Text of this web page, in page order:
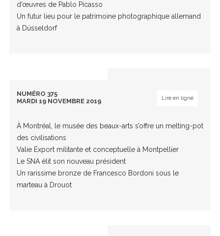
d’œuvres de Pablo Picasso
Un futur lieu pour le patrimoine photographique allemand
à Düsseldorf
NUMÉRO 375
MARDI 19 NOVEMBRE 2019
Lire en ligne
À Montréal, le musée des beaux-arts s’offre un melting-pot
des civilisations
Valie Export militante et conceptuelle à Montpellier
Le SNA élit son nouveau président
Un rarissime bronze de Francesco Bordoni sous le
marteau à Drouot